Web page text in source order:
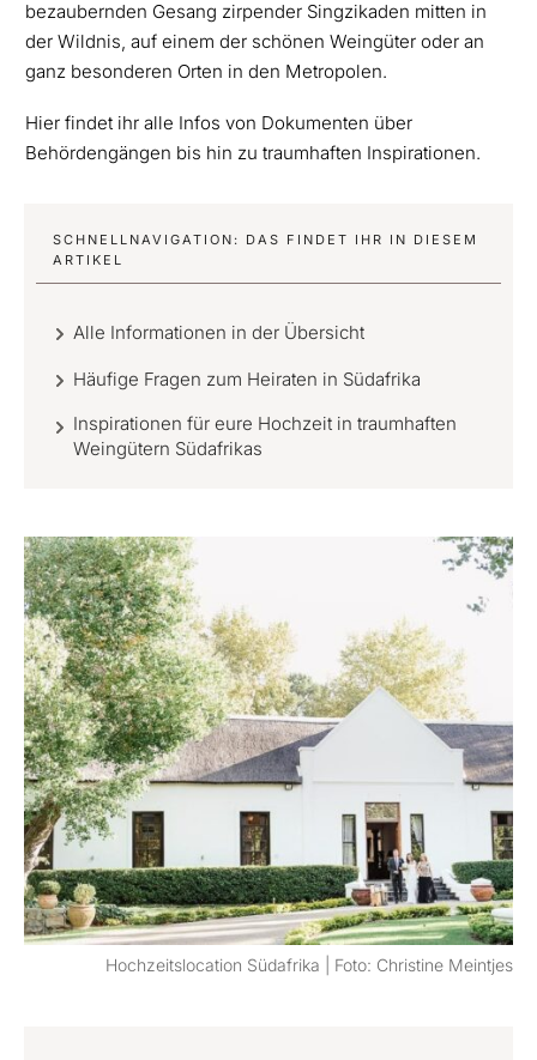
bezaubernden Gesang zirpender Singzikaden mitten in
der Wildnis, auf einem der schönen Weingüter oder an
ganz besonderen Orten in den Metropolen.
Hier findet ihr alle Infos von Dokumenten über
Behördengängen bis hin zu traumhaften Inspirationen.
SCHNELLNAVIGATION: DAS FINDET IHR IN DIESEM
ARTIKEL
Alle Informationen in der Übersicht
Häufige Fragen zum Heiraten in Südafrika
Inspirationen für eure Hochzeit in traumhaften
Weingütern Südafrikas
Hochzeitslocation Südafrika | Foto: Christine Meintjes